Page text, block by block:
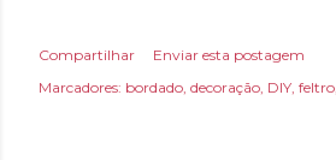
Compartilhar
Enviar esta postagem
Marcadores: bordado decoração DIY feltro